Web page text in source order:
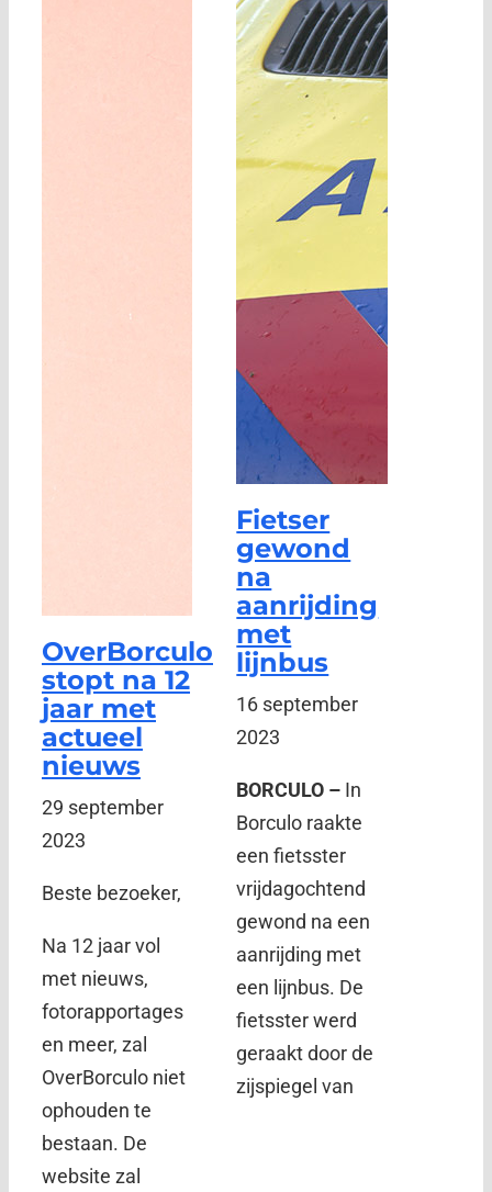
OverBorculo
stopt na 12
jaar met
actueel
nieuws
29 september
2023
Beste bezoeker,
Na 12 jaar vol
met nieuws,
fotorapportages
en meer, zal
OverBorculo niet
ophouden te
bestaan. De
website zal
Fietser
gewond
na
aanrijding
met
lijnbus
16 september
2023
BORCULO – In
Borculo raakte
een fietsster
vrijdagochtend
gewond na een
aanrijding met
een lijnbus. De
fietsster werd
geraakt door de
zijspiegel van